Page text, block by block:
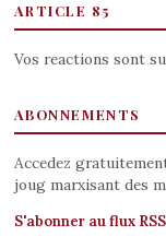
ARTICLE 85
Vos reactions sont
ABONNEMENTS
Accedez
joug marxisant des
S'abonner au flux